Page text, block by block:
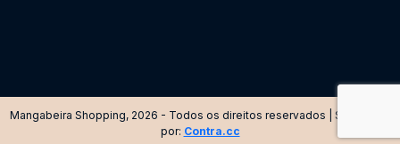
Mangabeira Shopping, 2026 - Todos os direitos reservados | Site criado
por: Contra.cc